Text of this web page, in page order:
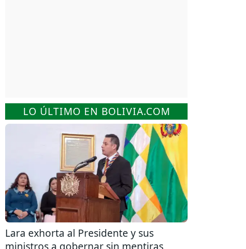
LO ÚLTIMO EN BOLIVIA.COM
Lara exhorta al Presidente y sus
ministros a gobernar sin mentiras